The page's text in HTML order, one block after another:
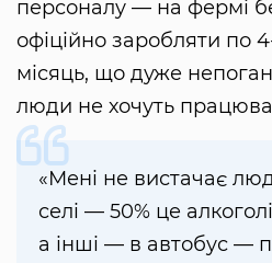
персоналу — на фермі
офіційно заробляти по
місяць, що дуже
люди не хочуть
«Мені не вистачає
селі — 50% це
а інші — в автобус —